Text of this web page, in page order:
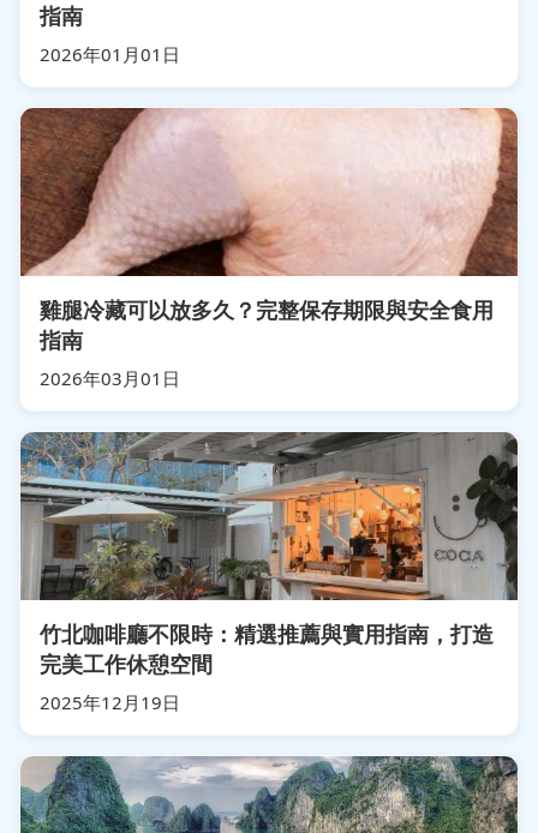
指南
2026年01月01日
雞腿冷藏可以放多久？完整保存期限與安全食用
指南
2026年03月01日
竹北咖啡廳不限時：精選推薦與實用指南，打造
完美工作休憩空間
2025年12月19日